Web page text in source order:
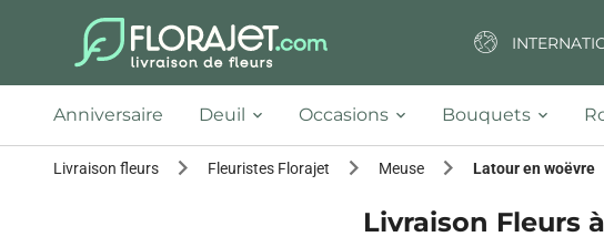
Anniversaire Deuil Occasions Bouquets
Livraison fleurs Fleuristes Florajet Meuse Latour en woëvre
Livraison Fleurs